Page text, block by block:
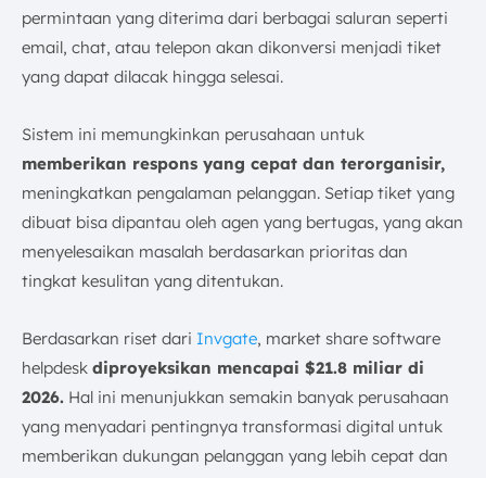
permintaan yang diterima dari berbagai saluran seperti
email, chat, atau telepon akan dikonversi menjadi tiket
yang dapat dilacak hingga selesai.
Sistem ini memungkinkan perusahaan untuk
memberikan respons yang cepat dan terorganisir,
meningkatkan pengalaman pelanggan. Setiap tiket yang
dibuat bisa dipantau oleh agen yang bertugas, yang akan
menyelesaikan masalah berdasarkan prioritas dan
tingkat kesulitan yang ditentukan.
Berdasarkan riset dari Invgate, market share software
helpdesk diproyeksikan mencapai $21.8 miliar di
2026. Hal ini menunjukkan semakin banyak perusahaan
yang menyadari pentingnya transformasi digital untuk
memberikan dukungan pelanggan yang lebih cepat dan